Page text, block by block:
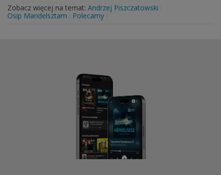
Zobacz więcej na temat: Andrzej Piszczatowski
Osip Mandelsztam
Polecamy